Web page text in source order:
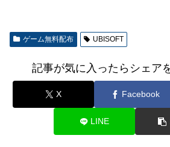
ゲーム無料配布 UBISOFT
記事が気に入ったらシェア
X Facebook
LINE